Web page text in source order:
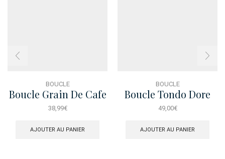
BOUCLE
Boucle Grain De Cafe
38,99€
AJOUTER AU PANIER
BOUCLE
Boucle Tondo Dore
Nero
49,00€
AJOUTER AU PANIER